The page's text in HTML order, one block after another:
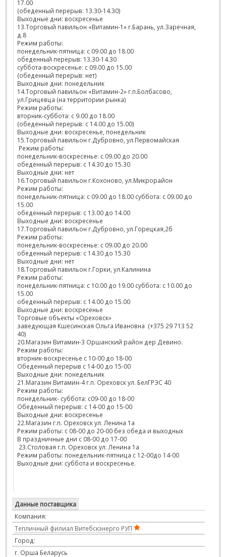
17.00
(обеденный перерыв: 13.30-14.30)
Выходные дни: воскресенье
13.Торговый павильон «Витамин-1» г.Барань, ул.Заречная,
д.8
Режим работы:
понедельник-пятница: с 09.00 до 18.00
обеденный перерыв: 13.30-14.30
суббота-воскресенье: с 09.00 до 15.00
(обеденный перерыв: нет)
Выходные дни: понедельник
14.Торговый павильон «Витамин-2» г.п.Болбасово,
ул.Грицевца (на территории рынка)
Режим работы:
вторник-суббота: с 9.00 до 18.00
(обеденный перерыв: с 14.00 до 15.00)
Выходные дни: воскресенье, понедельник
15.Торговый павильон г.Дубровно, ул.Первомайская
Режим работы:
понедельник-воскресенье: с 09.00 до 20.00
обеденный перерыв: с 14.30 до 15.30
Выходные дни: нет
16.Торговый павильон г.Кохоново, ул.Микрорайон
Режим работы:
понедельник-пятница: с 09.00 до 18.00 суббота: с 09.00 до
15.00
обеденный перерыв: с 13.00 до 14.00
Выходные дни: воскресенье
17.Торговый павильон г.Дубровно, ул.Горецкая,2б
Режим работы:
понедельник-воскресенье: с 09.00 до 20.00
обеденный перерыв: с 14.30 до 15.30
Выходные дни: нет
18.Торговый павильон г.Горки, ул.Калинина
Режим работы:
понедельник-пятница: с 10.00 до 19.00 суббота: с 10.00 до
15.00
обеденный перерыв: с 14.00 до 15.00
Выходные дни: воскресенье
Торговые объекты «Ореховск»
заведующая Кшесинская Ольга Ивановна (+375 29 713 52
40)
20.Магазин Витамин-3 Оршанский район дер Девино.
Режим работы:
вторник-воскресенье с 10-00 до 18-00
Обеденный перерыв с 14-00 до 15-00
Выходные дни: понедельник
21.Магазин Витамин-4 г.п. Ореховск ул. БелГРЭС 40
Режим работы:
понедельник- суббота: с09-00 до 18-00
Обеденный перерыв: с 14-00 до 15-00
Выходные дни: воскресенье
22.Магазин г.п. Ореховск ул. Ленина 1а
Режим работы: с 08-00 до 20-00 без обеда и выходных
В праздничные дни с 08-00 до 17-00
23.Столовая г.п. Ореховск ул. Ленина 1а
Режим работы: понедельник-пятница с 12-00до 14-00
Выходные дни: суббота и воскресенье.
Данные поставщика
Компания:
Тепличный филиал Витебскэнерго РУП
Город:
г. Орша Беларусь